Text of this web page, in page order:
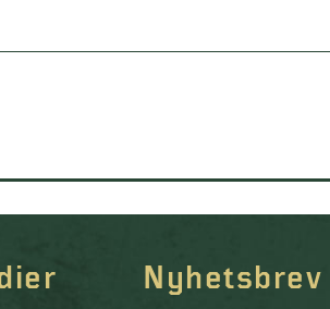
Nyhetsbrev